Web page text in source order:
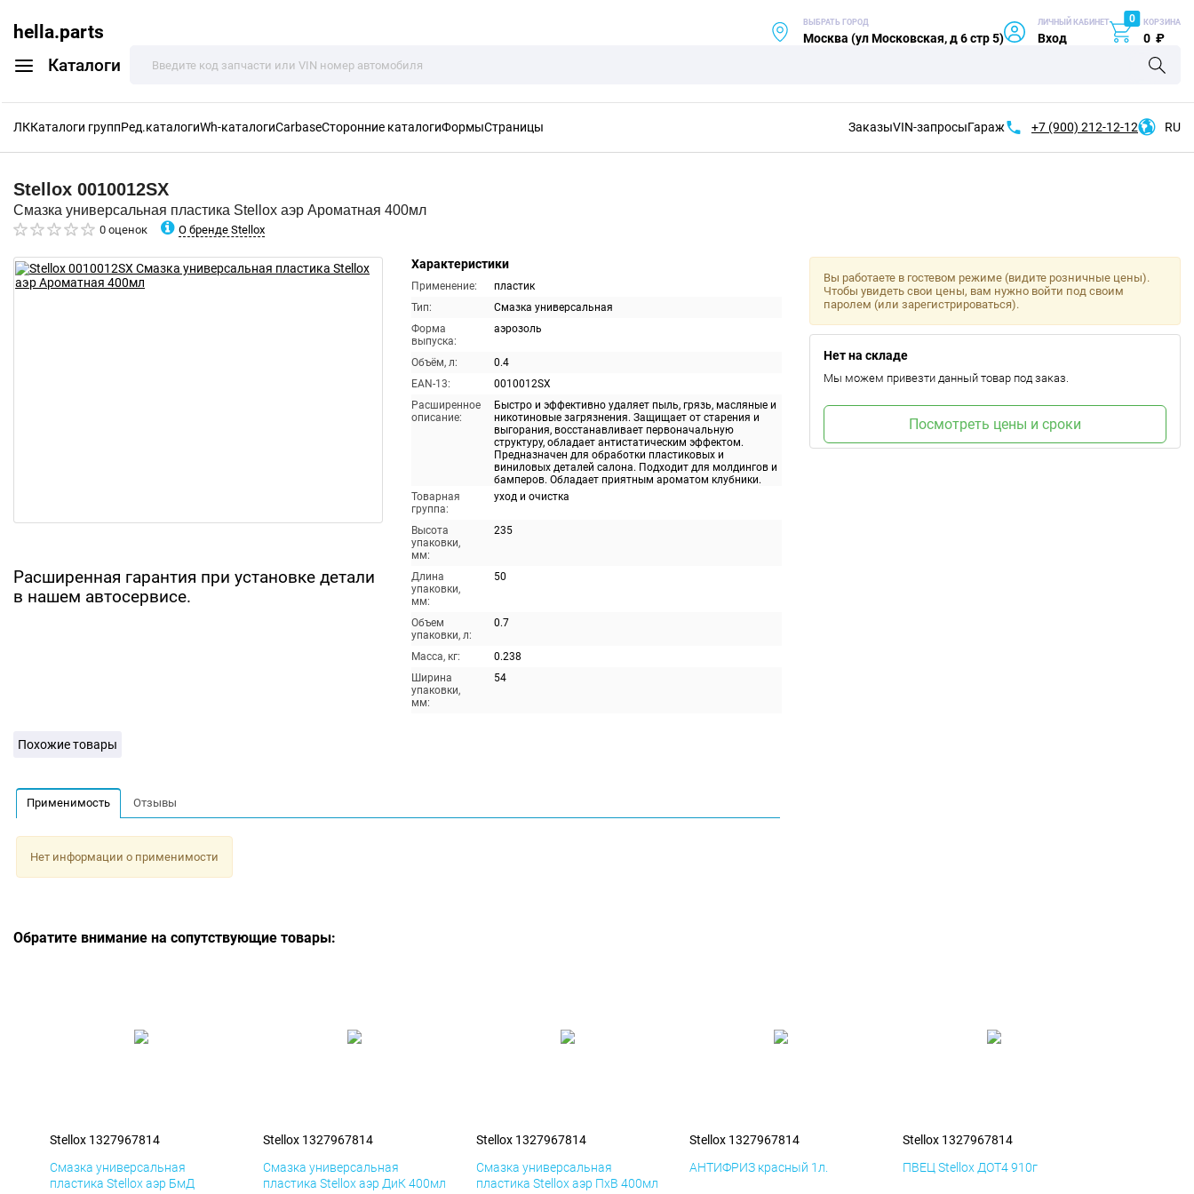
hella.parts
Каталоги
ВЫБРАТЬ ГОРОД
Москва (ул Московская, д 6 стр 5)
ЛИЧНЫЙ КАБИНЕТ
Вход
0 КОРЗИНА
0 ₽
ЛККаталоги группРед.каталогиWh-каталогиCarbaseСторонние каталогиФормыСтраницы ЗаказыVIN-запросыГараж +7 (900) 212-12-12 RU
Stellox 0010012SX
Смазка универсальная пластика Stellox аэр Ароматная 400мл
0 оценок О бренде Stellox
Расширенная гарантия при установке детали
в нашем автосервисе.
Характеристики
Применение:
пластик
Тип:
Смазка универсальная
Форма
выпуска:
аэрозоль
Объём, л:
0.4
EAN-13:
0010012SX
Расширенное
описание:
Быстро и эффективно удаляет пыль, грязь, масляные и
никотиновые загрязнения. Защищает от старения и
выгорания, восстанавливает первоначальную
структуру, обладает антистатическим эффектом.
Предназначен для обработки пластиковых и
виниловых деталей салона. Подходит для молдингов и
бамперов. Обладает приятным ароматом клубники.
Товарная
группа:
уход и очистка
Высота
упаковки,
мм:
235
Длина
упаковки,
мм:
50
Объем
упаковки, л:
0.7
Масса, кг:
0.238
Ширина
упаковки,
мм:
54
Вы работаете в гостевом режиме (видите розничные цены).
Чтобы увидеть свои цены, вам нужно войти под своим
паролем (или зарегистрироваться).
Нет на складе
Мы можем привезти данный товар под заказ.
Посмотреть цены и сроки
Похожие товары
Применимость Отзывы
Нет информации о применимости
Обратите внимание на сопутствующие товары:
Stellox 1327967814
Смазка универсальная
пластика Stellox аэр БмД
Stellox 1327967814
Смазка универсальная
пластика Stellox аэр ДиК 400мл
Stellox 1327967814
Смазка универсальная
пластика Stellox аэр ПхВ 400мл
Stellox 1327967814
АНТИФРИЗ красный 1л.
Stellox 1327967814
ПВЕЦ Stellox ДОТ4 910г